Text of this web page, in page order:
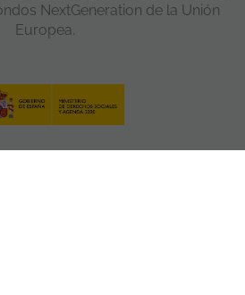
NextGeneration de la Unión
Europea.